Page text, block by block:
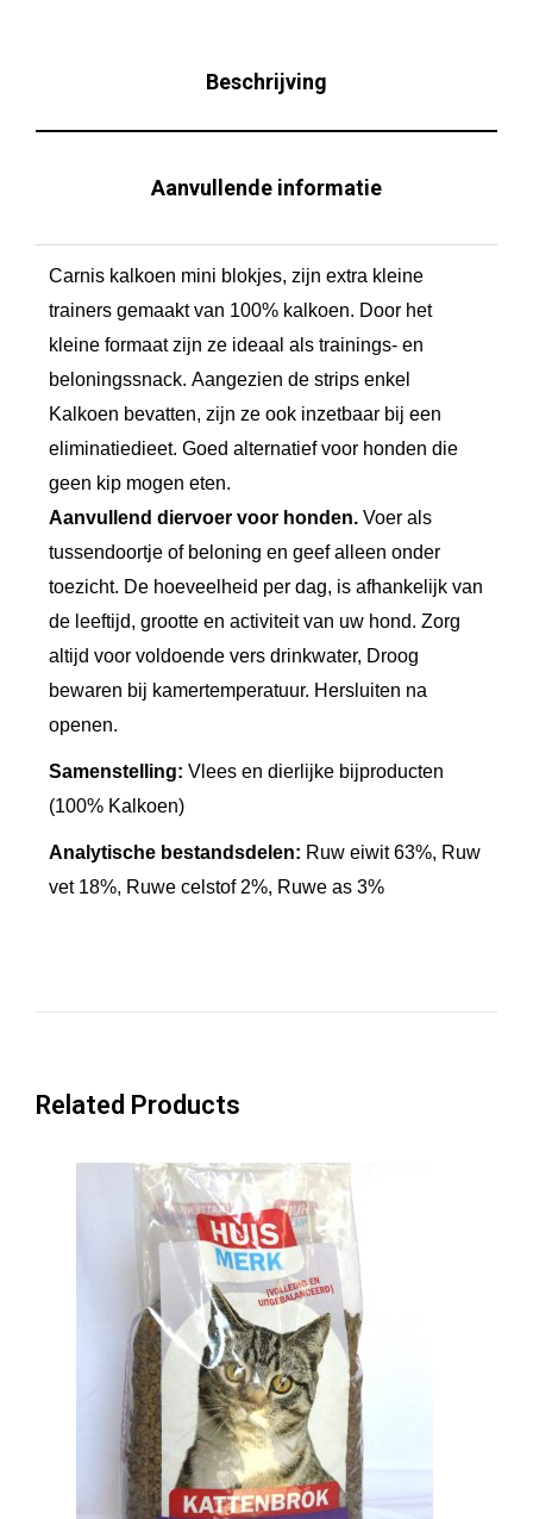
i
b
Beschrijving
Aanvullende informatie
Carnis kalkoen mini blokjes, zijn extra kleine
trainers gemaakt van 100% kalkoen. Door het
kleine formaat zijn ze ideaal als trainings- en
beloningssnack. Aangezien de strips enkel
Kalkoen bevatten, zijn ze ook inzetbaar bij een
eliminatiedieet. Goed alternatief voor honden die
geen kip mogen eten.
Aanvullend diervoer voor honden. Voer als
tussendoortje of beloning en geef alleen onder
toezicht. De hoeveelheid per dag, is afhankelijk van
de leeftijd, grootte en activiteit van uw hond. Zorg
altijd voor voldoende vers drinkwater, Droog
bewaren bij kamertemperatuur. Hersluiten na
openen.
Samenstelling: Vlees en dierlijke bijproducten
(100% Kalkoen)
Analytische bestandsdelen: Ruw eiwit 63%, Ruw
vet 18%, Ruwe celstof 2%, Ruwe as 3%
Related Products